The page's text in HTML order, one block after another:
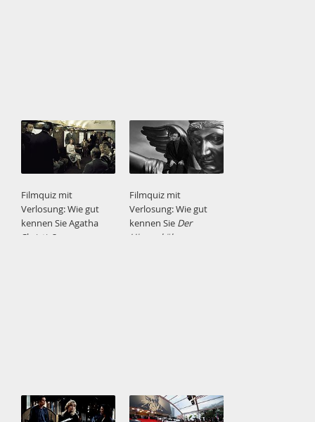
Filmquiz mit
Verlosung: Wie gut
kennen Sie Agatha
Christie?
Filmquiz mit
Verlosung: Wie gut
kennen Sie Der
Himmel über